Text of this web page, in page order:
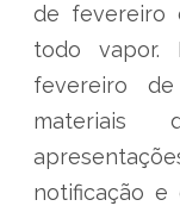
de fevereiro
todo vapor.
fevereiro
notificação e